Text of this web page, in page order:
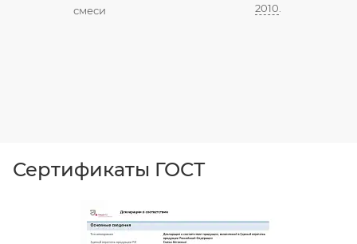
смеси
2010
Сертификаты ГОСТ